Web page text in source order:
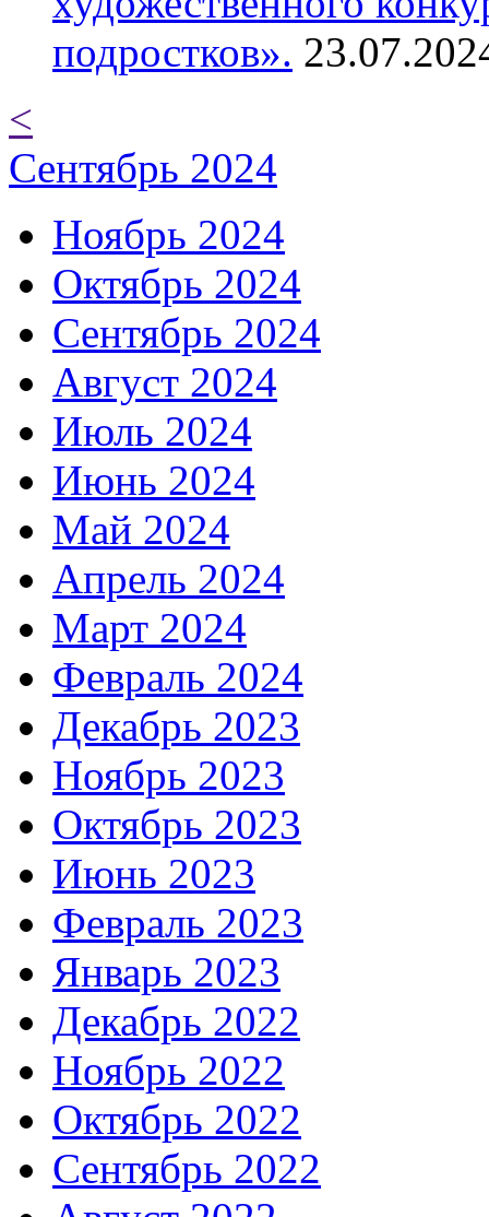
подростков».
<
Сентябрь 2024
Ноябрь 2024
Октябрь 2024
Сентябрь 2024
Август 2024
Июль 2024
Июнь 2024
Май 2024
Апрель 2024
Март 2024
Февраль 2024
Декабрь 2023
Ноябрь 2023
Октябрь 2023
Июнь 2023
Февраль 2023
Январь 2023
Декабрь 2022
Ноябрь 2022
Октябрь 2022
Сентябрь 2022